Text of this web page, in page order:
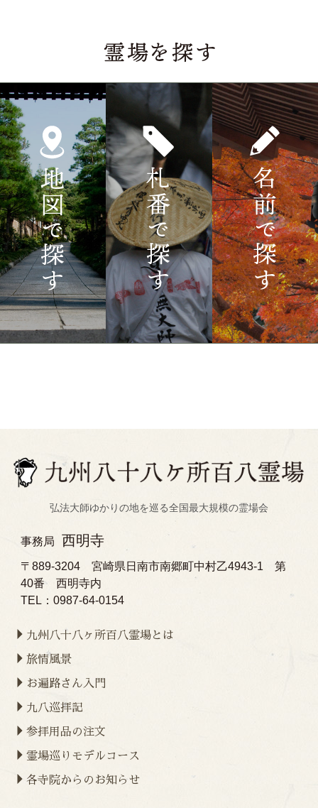
弘法大師ゆかりの地を巡る全国最大規模の霊場会
事務局 西明寺
〒889-3204 宮崎県日南市南郷町中村乙4943-1 第
40番 西明寺内
TEL：0987-64-0154
九州八十八ヶ所百八霊場とは
旅情風景
お遍路さん入門
九八巡拝記
参拝用品の注文
霊場巡りモデルコース
各寺院からのお知らせ